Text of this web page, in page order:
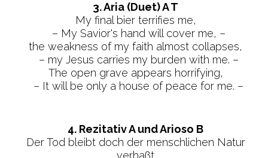
3. Aria (Duet) A T
My final bier terrifies me,
– My Savior's hand will cover me, –
the weakness of my faith almost collapses,
– my Jesus carries my burden with me. –
The open grave appears horrifying,
– It will be only a house of peace for me. –
4. Rezitativ A und Arioso B
Der Tod bleibt doch der menschlichen Natur
verhaßt